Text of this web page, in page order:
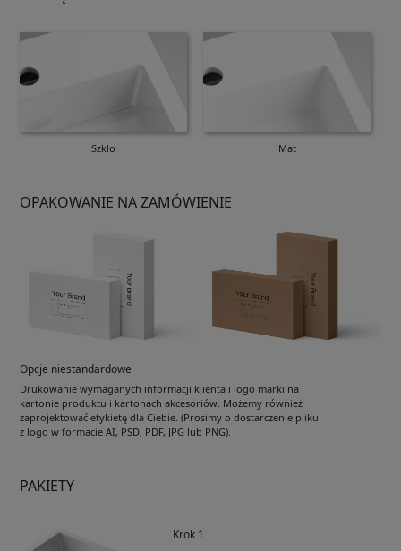
Szkło Mat
OPAKOWANIE NA ZAMÓWIENIE
Opcje niestandardowe
Drukowanie wymaganych informacji klienta i logo marki na
kartonie produktu i kartonach akcesoriów. Możemy również
zaprojektować etykietę dla Ciebie. (Prosimy o dostarczenie pliku
z logo w formacie AI, PSD, PDF, JPG lub PNG).
PAKIETY
Krok 1